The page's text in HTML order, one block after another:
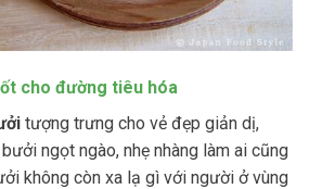
cho đường tiêu hóa
tượng trưng cho vẻ đẹp giản dị,
ngọt ngào, nhẹ nhàng làm ai cũng
không còn xa lạ gì với người ở vùng